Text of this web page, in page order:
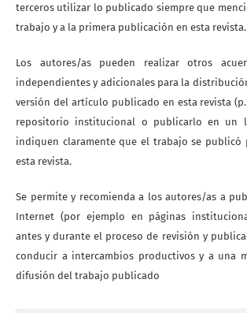
terceros utilizar lo publicado siempre que
trabajo y a la primera publicación en esta revista.
Los autores/as pueden realizar otros
independientes y adicionales para la
versión del artículo publicado en esta revista
repositorio institucional o publicarlo en un
indiquen claramente que el trabajo se publicó
esta revista.
Se permite y recomienda a los autores/as a
Internet (por ejemplo en páginas
antes y durante el proceso de revisión y
conducir a intercambios productivos y a una
difusión del trabajo publicado